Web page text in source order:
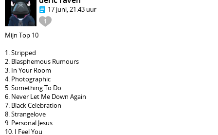
1
17 juni, 21:43 uur
Mijn Top 10
1. Stripped
2. Blasphemous Rumours
3. In Your Room
4. Photographic
5. Something To Do
6. Never Let Me Down Again
7. Black Celebration
8. Strangelove
9. Personal Jesus
10. I Feel You